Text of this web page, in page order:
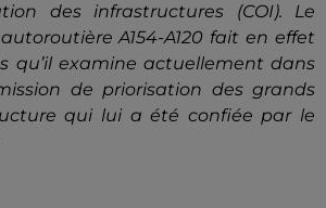
des infrastructures (COI). Le
A154-A120 fait en effet
qu’il examine actuellement dans
de priorisation des grands
qui lui a été confiée par le